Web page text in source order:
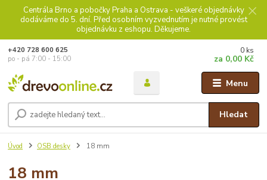
Centrála Brno a pobočky Praha a Ostrava - veškeré objednávky
dodáváme do 5. dní. Před osobním vyzvednutím je nutné provést
objednávku z eshopu. Děkujeme.
Menu
Hledat
+420 728 600 625
po - pá 7:00 - 15:00
0 ks
za 0,00 Kč
Úvod OSB desky 18 mm
18 mm